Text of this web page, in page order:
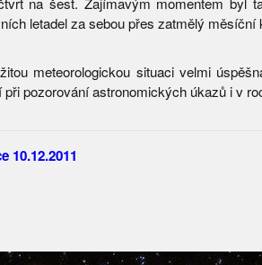
letadel za sebou přes zatmělý měsíční
meteorologickou situaci velmi
pozorování astronomických úkazů i v
10.12.2011